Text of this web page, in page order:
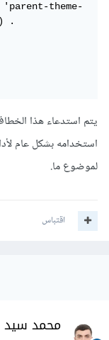
.
يتم استدعاء هذا
استخدامه بشكل عام
لموضوع ما.
اقتباس
محمد سيد